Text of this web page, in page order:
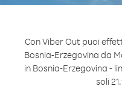
Con Viber Out puoi
Bosnia-Erzegovina da
in Bosnia-Erzegovina -
soli